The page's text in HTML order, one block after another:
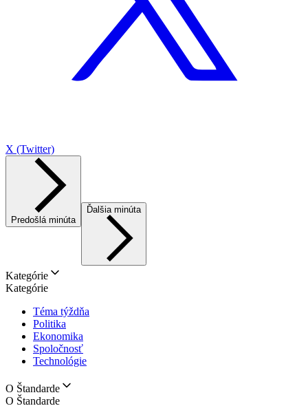
X (Twitter)
Predošlá minúta
Ďalšia minúta
Kategórie
Kategórie
Téma týždňa
Politika
Ekonomika
Spoločnosť
Technológie
O Štandarde
O Štandarde